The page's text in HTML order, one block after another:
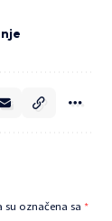
označena sa *